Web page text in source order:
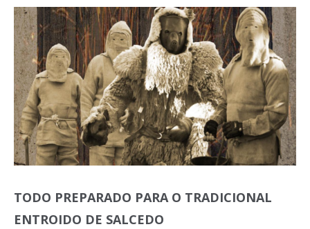
TODO PREPARADO PARA O TRADICIONAL
ENTROIDO DE SALCEDO